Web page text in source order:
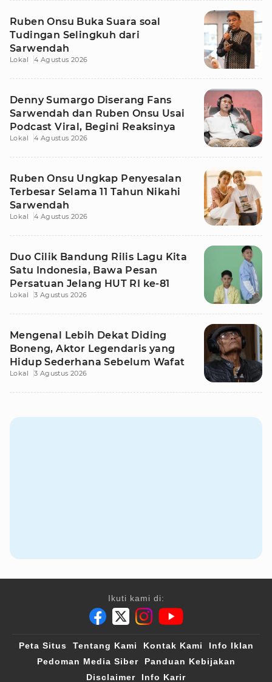
Ruben Onsu Buka Suara soal
Tudingan Selingkuh dari
Sarwendah
Lokal 4 Agustus 2026
Denny Sumargo Diserang Fans
Sarwendah dan Ruben Onsu Usai
Podcast Viral, Begini Reaksinya
Lokal 4 Agustus 2026
Ruben Onsu Ungkap Penyesalan
Terbesar Selama 11 Tahun Nikahi
Sarwendah
Lokal 4 Agustus 2026
Duo Cilik Bandung Rilis Lagu Kita
Satu Indonesia, Bawa Pesan
Persatuan Jelang HUT RI ke-81
Lokal 3 Agustus 2026
Mengenal Lebih Dekat Diding
Boneng, Aktor Legendaris yang
Hidup Sederhana Sebelum Wafat
Lokal 3 Agustus 2026
Ikuti kami di:
Peta Situs Tentang Kami Kontak Kami
Info Iklan
Pedoman Media Siber
Panduan Kebijakan
Disclaimer
Info Karir